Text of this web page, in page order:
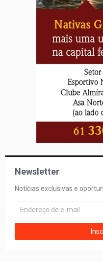
Newsletter
Notícias exclusivas e